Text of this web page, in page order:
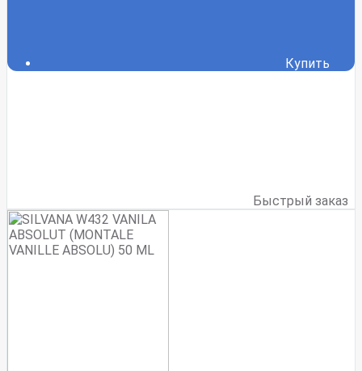
Купить
Быстрый заказ